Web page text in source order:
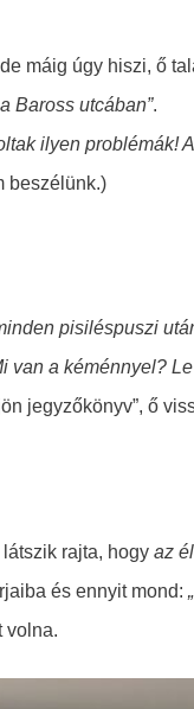
máig úgy hiszi, ő
Baross utcában”.
ilyen problémák!
beszélünk.)
pisiléspuszi
van a kéménnyel?
jegyzőkönyv”, ő
látszik rajta, hogy az
és ennyit mond:
volna.